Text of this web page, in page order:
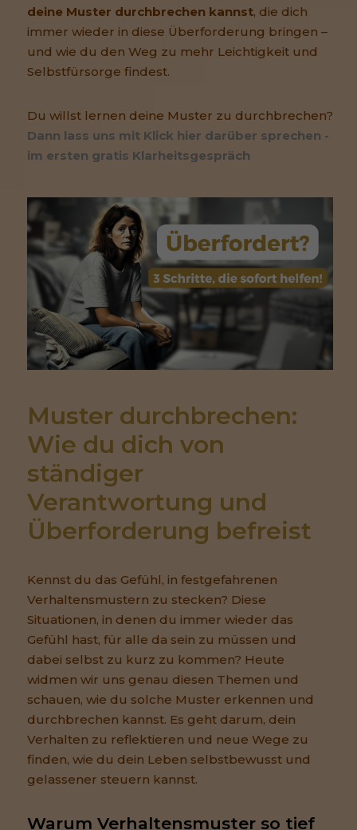
deine Muster durchbrechen kannst, die dich
immer wieder in diese Überforderung bringen –
und wie du den Weg zu mehr Leichtigkeit und
Selbstfürsorge findest.
Du willst lernen deine Muster zu durchbrechen?
Dann lass uns mit Klick hier darüber sprechen -
im ersten gratis Klarheitsgespräch
Muster durchbrechen:
Wie du dich von
ständiger
Verantwortung und
Überforderung befreist
Kennst du das Gefühl, in festgefahrenen
Verhaltensmustern zu stecken? Diese
Situationen, in denen du immer wieder das
Gefühl hast, für alle da sein zu müssen und
dabei selbst zu kurz zu kommen? Heute
widmen wir uns genau diesen Themen und
schauen, wie du solche Muster erkennen und
durchbrechen kannst. Es geht darum, dein
Verhalten zu reflektieren und neue Wege zu
finden, wie du dein Leben selbstbewusst und
gelassener steuern kannst.
Warum Verhaltensmuster so tief